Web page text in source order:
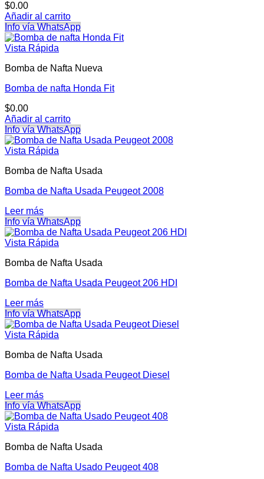
$0.00
Añadir al carrito
Info vía WhatsApp
Vista Rápida
Bomba de Nafta Nueva
Bomba de nafta Honda Fit
$0.00
Añadir al carrito
Info vía WhatsApp
Vista Rápida
Bomba de Nafta Usada
Bomba de Nafta Usada Peugeot 2008
Leer más
Info vía WhatsApp
Vista Rápida
Bomba de Nafta Usada
Bomba de Nafta Usada Peugeot 206 HDI
Leer más
Info vía WhatsApp
Vista Rápida
Bomba de Nafta Usada
Bomba de Nafta Usada Peugeot Diesel
Leer más
Info vía WhatsApp
Vista Rápida
Bomba de Nafta Usada
Bomba de Nafta Usado Peugeot 408